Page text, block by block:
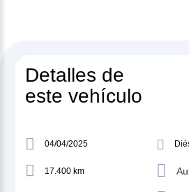
Detalles de
este vehículo
04/04/2025
17.400 km